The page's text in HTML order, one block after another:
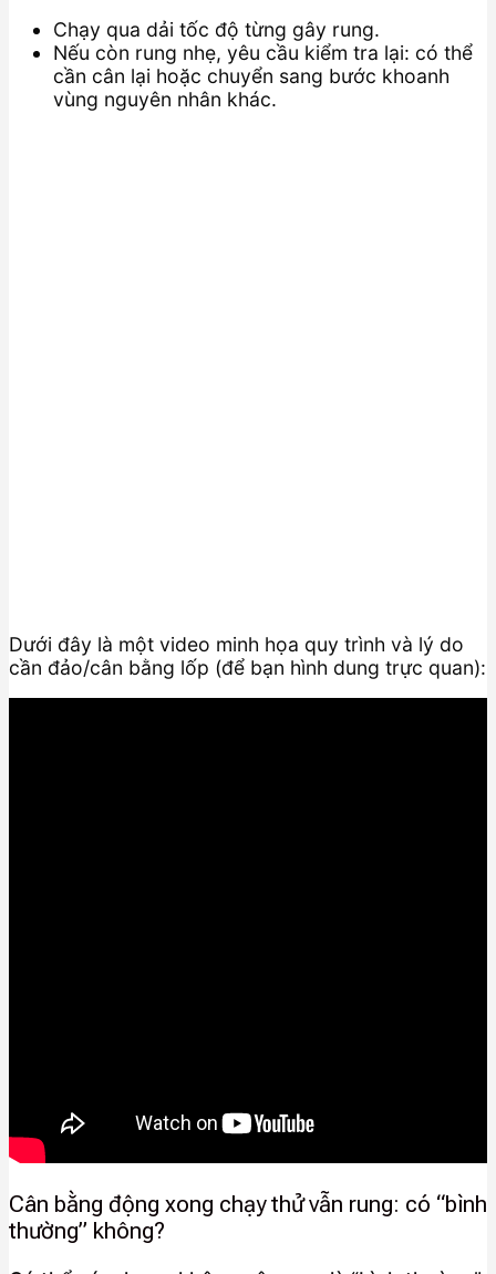
Chạy qua dải tốc độ từng gây rung.
Nếu còn rung nhẹ, yêu cầu kiểm tra lại: có thể
cần cân lại hoặc chuyển sang bước khoanh
vùng nguyên nhân khác.
Dưới đây là một video minh họa quy trình và lý do
cần đảo/cân bằng lốp (để bạn hình dung trực quan):
Cân bằng động xong chạy thử vẫn rung: có “bình
thường” không?